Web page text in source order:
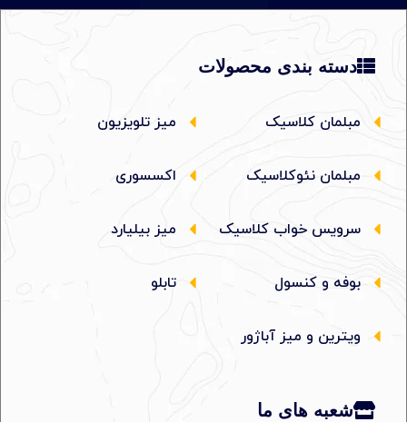
دسته بندی محصولات
مبلمان کلاسیک
مبلمان نئوکلاسیک
سرویس خواب کلاسیک
بوفه و کنسول
ویترین و میز آباژور
میز تلویزیون
اکسسوری
میز بیلیارد
تابلو
شعبه های ما